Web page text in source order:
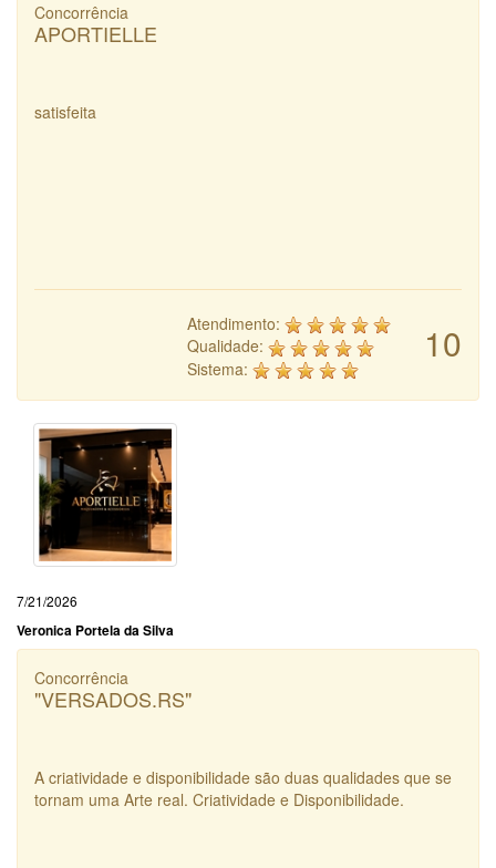
Concorrência
APORTIELLE
satisfeita
10
Atendimento:
Qualidade:
Sistema:
7/21/2026
Veronica Portela da Silva
Concorrência
"VERSADOS.RS"
A criatividade e disponibilidade são duas qualidades que se
tornam uma Arte real. Criatividade e Disponibilidade.